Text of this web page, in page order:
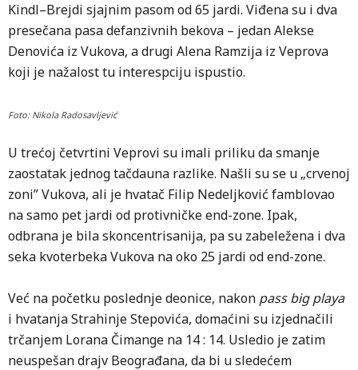
Kindl–Brejdi sjajnim pasom od 65 jardi. Viđena su i dva
presečana pasa defanzivnih bekova – jedan Alekse
Denovića iz Vukova, a drugi Alena Ramzija iz Veprova
koji je nažalost tu interespciju ispustio.
Foto: Nikola Radosavljević
U trećoj četvrtini Veprovi su imali priliku da smanje
zaostatak jednog tačdauna razlike. Našli su se u „crvenoj
zoni” Vukova, ali je hvatač Filip Nedeljković famblovao
na samo pet jardi od protivničke end-zone. Ipak,
odbrana je bila skoncentrisanija, pa su zabeležena i dva
seka kvoterbeka Vukova na oko 25 jardi od end-zone.
Već na početku poslednje deonice, nakon pass big playa
i hvatanja Strahinje Stepovića, domaćini su izjednačili
trčanjem Lorana Čimange na 14 : 14. Usledio je zatim
neuspešan drajv Beograđana, da bi u sledećem